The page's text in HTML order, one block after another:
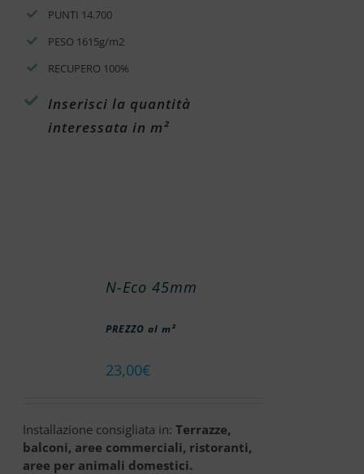
PUNTI 14.700
PESO 1615g/m2
RECUPERO 100%
Inserisci la quantità
interessata in m²
N-Eco 45mm
PREZZO al m²
23,00€
Installazione consigliata in:Terrazze,
balconi, aree commerciali, ristoranti,
aree per animali domestici.